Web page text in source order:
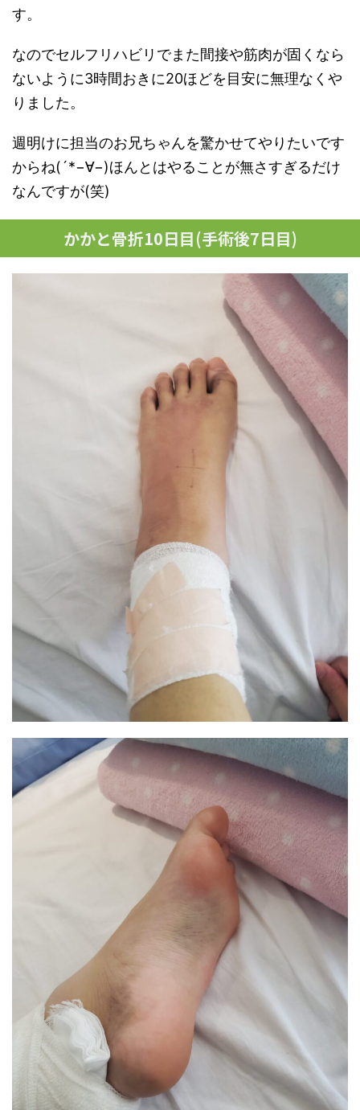
す。
なのでセルフリハビリでまた間接や筋肉が固くなら
ないように3時間おきに20ほどを目安に無理なくや
りました。
週明けに担当のお兄ちゃんを驚かせてやりたいです
からね(´*−∀−)ほんとはやることが無さすぎるだけ
なんですが(笑)
かかと骨折10日目(手術後7日目)